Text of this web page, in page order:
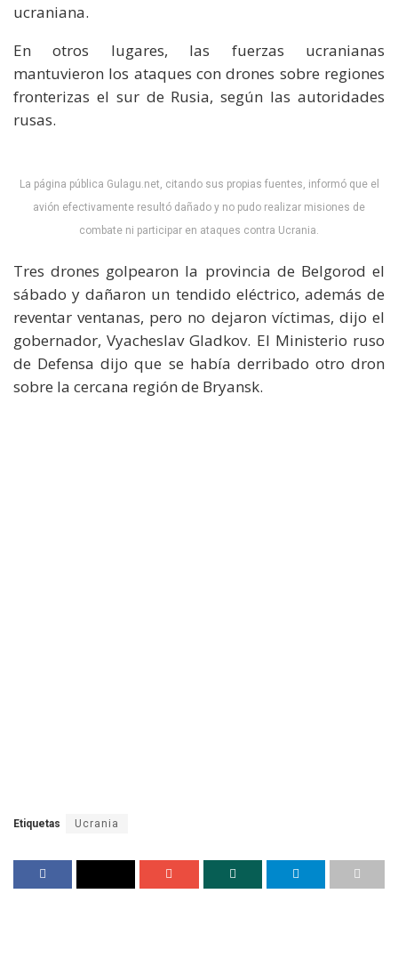
ucraniana.
En otros lugares, las fuerzas ucranianas
mantuvieron los ataques con drones sobre regiones
fronterizas el sur de Rusia, según las autoridades
rusas.
La página pública Gulagu.net, citando sus propias fuentes, informó que el
avión efectivamente resultó dañado y no pudo realizar misiones de
combate ni participar en ataques contra Ucrania.
Tres drones golpearon la provincia de Belgorod el
sábado y dañaron un tendido eléctrico, además de
reventar ventanas, pero no dejaron víctimas, dijo el
gobernador, Vyacheslav Gladkov. El Ministerio ruso
de Defensa dijo que se había derribado otro dron
sobre la cercana región de Bryansk.
Etiquetas Ucrania